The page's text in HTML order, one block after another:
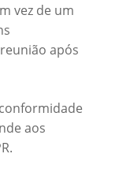
vez de um
após
aos